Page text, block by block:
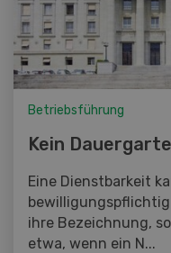
Betriebsführung
Kein
Eine Dienstbarkeit
ihre Bezeichnung,
etwa, wenn ein N...